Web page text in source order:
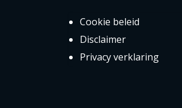
Cookie beleid
Disclaimer
Privacy verklaring